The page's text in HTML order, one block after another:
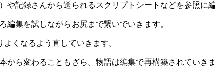
や記録さんから送られるスクリプトシートなどを参照に
集を試しながらお尻まで繋いでいきます。
くなるよう直していきます。
ら変わることもざら。物語は編集で再構築されていきま